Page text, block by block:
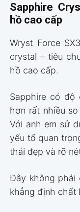
Sapphire
hồ cao cấp
Wryst Force
crystal – tiêu
hồ cao cấp.
Sapphire có
hơn rất nhiều
Với anh em sử
yếu tố quan
thái đẹp và rõ
Đây không phải
khẳng định chất